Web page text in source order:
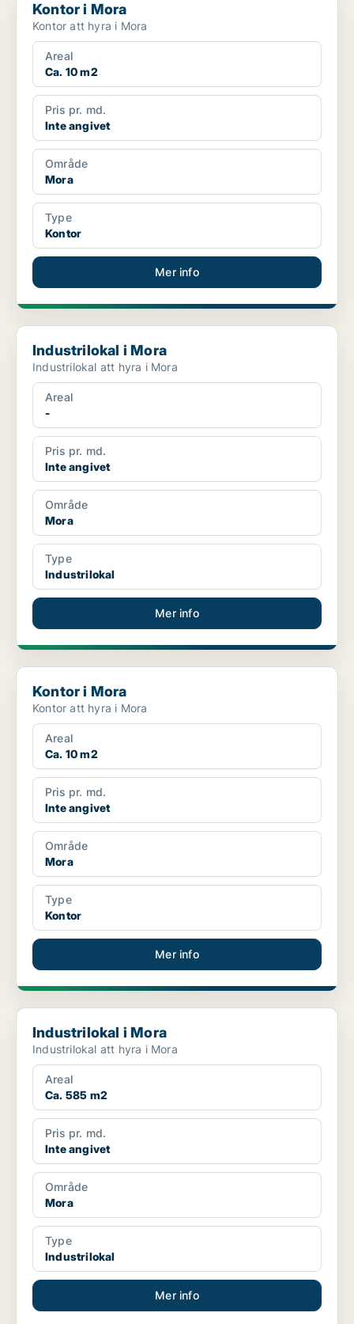
Kontor i Mora
Kontor att hyra i Mora
Areal
Ca. 10 m2
Pris pr. md.
Inte angivet
Område
Mora
Type
Kontor
Mer info
Industrilokal i Mora
Industrilokal i Mora
Industrilokal att hyra i Mora
Areal
-
Pris pr. md.
Inte angivet
Område
Mora
Type
Industrilokal
Mer info
Kontor i Mora
Kontor i Mora
Kontor att hyra i Mora
Areal
Ca. 10 m2
Pris pr. md.
Inte angivet
Område
Mora
Type
Kontor
Mer info
Industrilokal i Mora
Industrilokal i Mora
Industrilokal att hyra i Mora
Areal
Ca. 585 m2
Pris pr. md.
Inte angivet
Område
Mora
Type
Industrilokal
Mer info